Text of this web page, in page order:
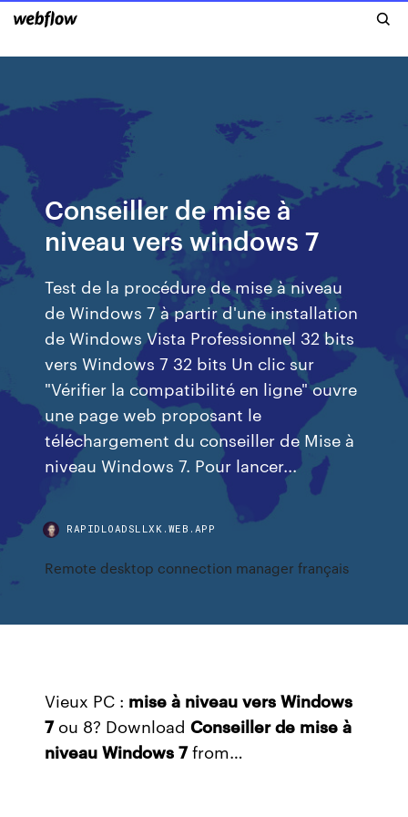
Conseiller de mise à
niveau vers windows 7
Test de la procédure de mise à niveau
de Windows 7 à partir d'une installation
de Windows Vista Professionnel 32 bits
vers Windows 7 32 bits Un clic sur
"Vérifier la compatibilité en ligne" ouvre
une page web proposant le
téléchargement du conseiller de Mise à
niveau Windows 7. Pour lancer...
RAPIDLOADSLLXK.WEB.APP
Remote desktop connection manager français
Vieux PC : mise à niveau vers Windows
7ou 8? DownloadConseiller de mise à
niveau Windows 7from…